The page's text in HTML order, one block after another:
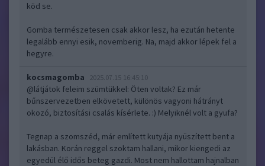
köd se.
Gomba természetesen csak akkor lesz, ha ezután hetente
legalább ennyi esik, novemberig. Na, majd akkor lépek fel a
hegyre.
kocsmagomba 2025.07.15 16:45:10
@látjátok feleim szümtükkel: Öten voltak? Ez már
bűnszervezetben elkövetett, különös vagyoni hátrányt
okozó, biztosítási csalás kísérlete. :) Melyiknél volt a gyufa?
Tegnap a szomszéd, már említett kutyája nyüszített bent a
lakásban. Korán reggel szoktam hallani, mikor kiengedi az
egyedül élő idős beteg gazdi. Most nem hallottam hajnalban